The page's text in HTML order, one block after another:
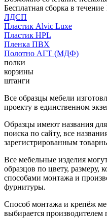
Бесплатная сборка в
ЛДСП
Пластик Alvic Luxe
Пластик HPL
Пленка ПВХ
Полотно АГТ (МДФ)
полки
корзины
штанги
Все образцы мебели
проекту в единственном
Образцы имеют названия
поиска по сайту, все
зарегистрированным
Все мебельные изделия
образцов по цвету, размеру,
способами монтажа и
фурнитуры.
Способ монтажа и крепёж
выбирается